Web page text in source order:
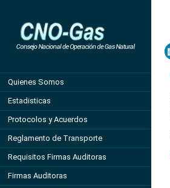
Quienes Somos
Estadisticas
Protocolos y Acuerdos
Reglamento de Transporte
Requisitos Firmas Auditoras
Firmas Auditoras